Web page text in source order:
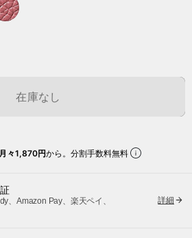
在庫なし
月々1,870円から。分割手数料無料
、Amazon Pay、楽天ペイ、
詳細